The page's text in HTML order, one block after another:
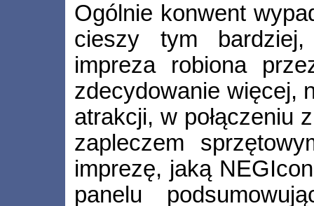
Ogólnie konwent
cieszy tym
impreza robiona
zdecydowanie więcej,
atrakcji, w połączeniu
zapleczem
imprezę, jaką
panelu